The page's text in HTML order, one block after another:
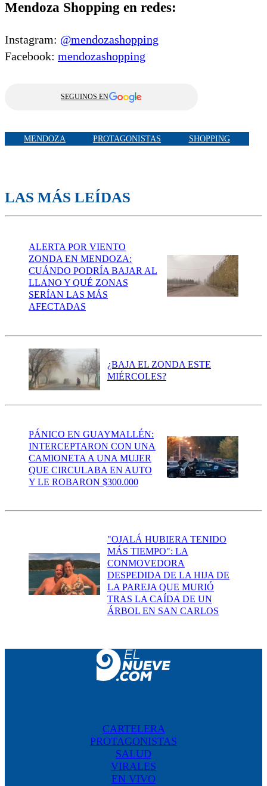
Mendoza Shopping en redes:
Instagram: @mendozashopping
Facebook: mendozashopping
SEGUINOS EN
MENDOZA PROTAGONISTAS SHOPPING
LAS MÁS LEÍDAS
ALERTA POR VIENTO
ZONDA EN MENDOZA:
CUÁNDO PODRÍA BAJAR AL
LLANO Y QUÉ ZONAS
SERÍAN LAS MÁS
AFECTADAS
¿BAJA EL ZONDA ESTE
MIÉRCOLES?
PÁNICO EN GUAYMALLÉN:
INTERCEPTARON CON UNA
CAMIONETA A UNA MUJER
QUE CIRCULABA EN AUTO
Y LE ROBARON $300.000
"OJALÁ HUBIERA TENIDO
MÁS TIEMPO": LA
CONMOVEDORA
DESPEDIDA DE LA HIJA DE
LA PAREJA QUE MURIÓ
TRAS LA CAÍDA DE UN
ÁRBOL EN SAN CARLOS
CARTELERA
PROTAGONISTAS
SALUD
VIRALES
EN VIVO